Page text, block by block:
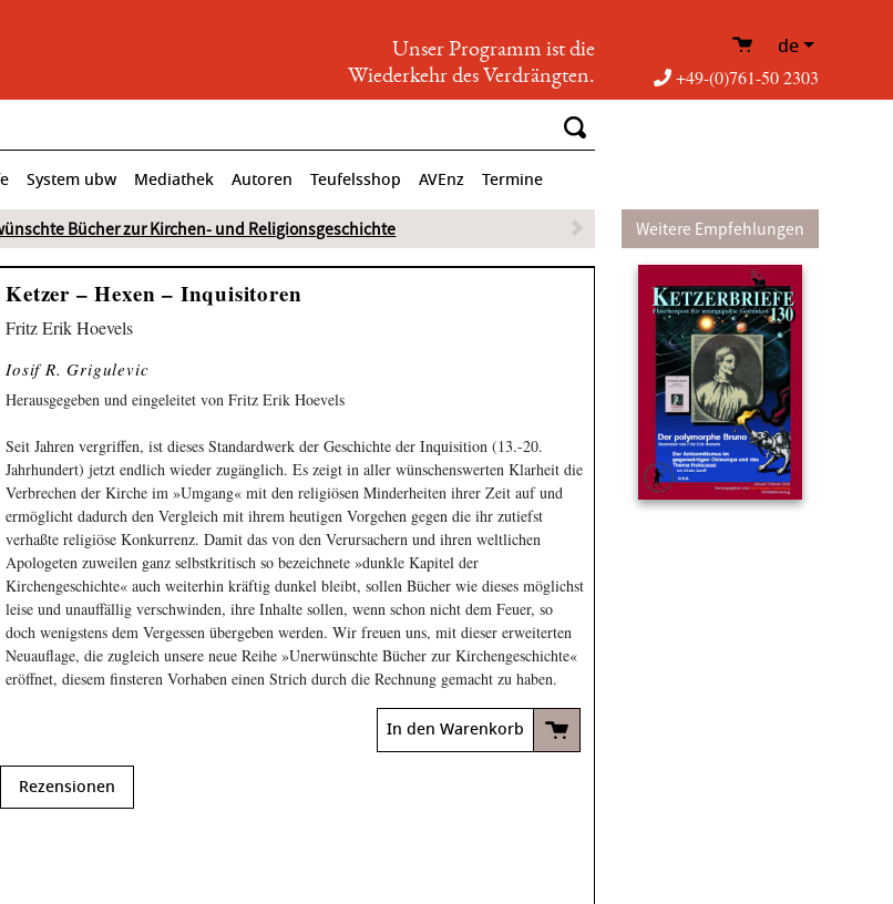
Unser Programm ist die
Wiederkehr des Verdrängten.
de
+49-(0)761-50 2303
System ubw Mediathek Autoren Teufelsshop AVEnz Termine
Bücher zur Kirchen- und Religionsgeschichte
Ketzer – Hexen – Inquisitoren
Fritz Erik Hoevels
Iosif R. Grigulevic
Herausgegeben und eingeleitet von Fritz Erik Hoevels
Seit Jahren vergriffen, ist dieses Standardwerk der Geschichte der Inquisition (13.-20.
Jahrhundert) jetzt endlich wieder zugänglich. Es zeigt in aller wünschenswerten Klarheit die
Verbrechen der Kirche im »Umgang« mit den religiösen Minderheiten ihrer Zeit auf und
ermöglicht dadurch den Vergleich mit ihrem heutigen Vorgehen gegen die ihr zutiefst
verhaßte religiöse Konkurrenz. Damit das von den Verursachern und ihren weltlichen
Apologeten zuweilen ganz selbstkritisch so bezeichnete »dunkle Kapitel der
Kirchengeschichte« auch weiterhin kräftig dunkel bleibt, sollen Bücher wie dieses möglichst
leise und unauffällig verschwinden, ihre Inhalte sollen, wenn schon nicht dem Feuer, so
doch wenigstens dem Vergessen übergeben werden. Wir freuen uns, mit dieser erweiterten
Neuauflage, die zugleich unsere neue Reihe »Unerwünschte Bücher zur Kirchengeschichte«
eröffnet, diesem finsteren Vorhaben einen Strich durch die Rechnung gemacht zu haben.
In den Warenkorb
Rezensionen
Weitere Empfehlungen